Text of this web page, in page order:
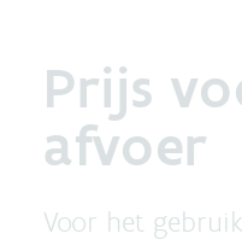
Prijs
afvoer
Voor het